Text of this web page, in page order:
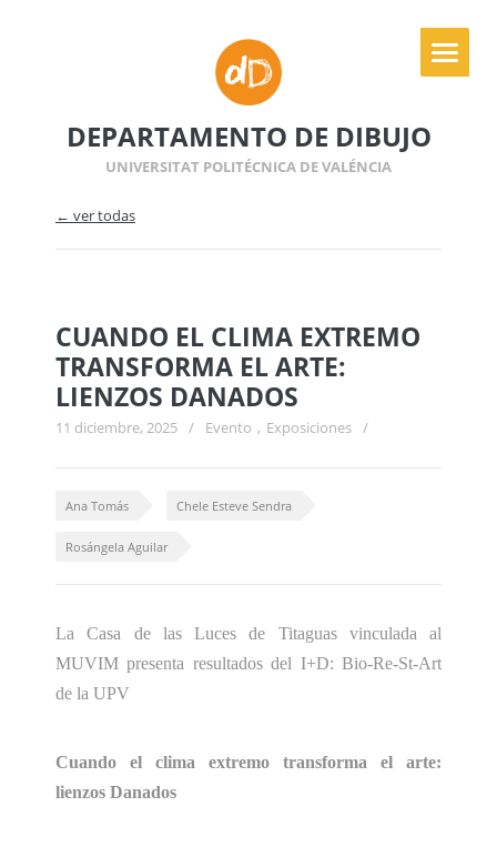
DEPARTAMENTO DE DIBUJO
UNIVERSITAT POLITÉCNICA DE VALÉNCIA
← ver todas
CUANDO EL CLIMA EXTREMO
TRANSFORMA EL ARTE:
LIENZOS DANADOS
11 diciembre, 2025 / Evento , Exposiciones /
Ana Tomás Chele Esteve Sendra
Rosángela Aguilar
La Casa de las Luces de Titaguas vinculada al
MUVIM presenta resultados del I+D: Bio-Re-St-Art
de la UPV
Cuando el clima extremo transforma el arte:
lienzos Danados